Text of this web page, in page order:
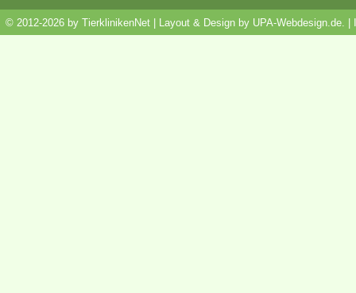
© 2012-2026 by TierklinikenNet | Layout & Design by UPA-Webdesign.de.